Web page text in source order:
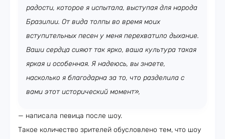
радости, которое я испытала, выступая для народа
Бразилии. От вида толпы во время моих
вступительных песен у меня перехватило дыхание.
Ваши сердца сияют так ярко, ваша культура такая
яркая и особенная. Я надеюсь, вы знаете,
насколько я благодарна за то, что разделила с
вами этот исторический момент»,
— написала певица после шоу.
Такое количество зрителей обусловлено тем, что шоу